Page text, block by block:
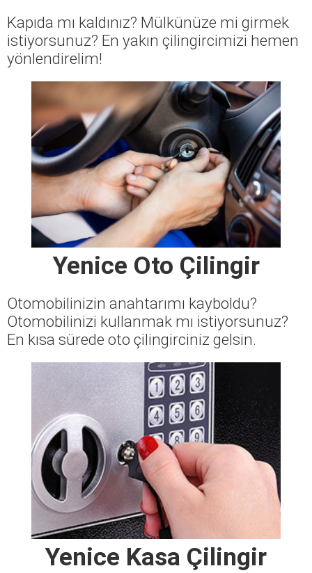
Kapıda mı kaldınız? Mülkünüze mi girmek
istiyorsunuz? En yakın çilingircimizi hemen
yönlendirelim!
Yenice Oto Çilingir
Otomobilinizin anahtarımı kayboldu?
Otomobilinizi kullanmak mı istiyorsunuz?
En kısa sürede oto çilingirciniz gelsin.
Yenice Kasa Çilingir